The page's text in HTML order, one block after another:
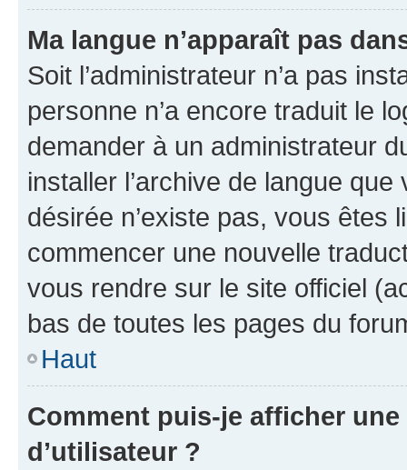
Ma langue n’apparaît pas
Soit l’administrateur n’a pas
personne n’a encore traduit le
demander à un administrateur
installer l’archive de langue
désirée n’existe pas, vous êtes
commencer une nouvelle
vous rendre sur le site officiel
bas de toutes les pages du
Haut
Comment puis-je afficher
d’utilisateur ?